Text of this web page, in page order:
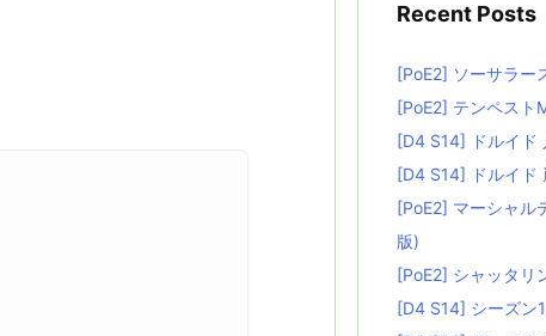
Recent Posts
[PoE2] ソーサラー
[PoE2] テンペスト
[D4 S14] ドルイド
[D4 S14] ドルイド
[PoE2] マーシャル
版)
[PoE2] シャッタリ
[D4 S14] シーズン